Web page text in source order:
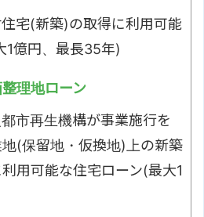
宅(新築)の取得に利用可能
1億円、最長35年)
理地ローン
市再生機構が事業施行を
(保留地・仮換地)上の新築
用可能な住宅ローン(最大1